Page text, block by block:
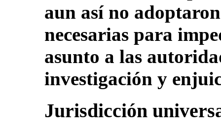
aun así no
necesarias para
asunto a las
investigación y
Jurisdicción